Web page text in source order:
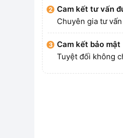
Cam kết tư vấn
Chuyên gia tư
Cam kết bảo mật
Tuyệt đối không